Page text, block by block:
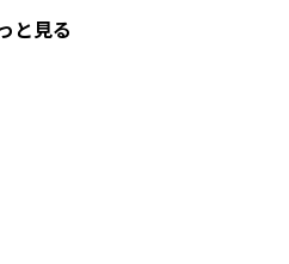
と見る